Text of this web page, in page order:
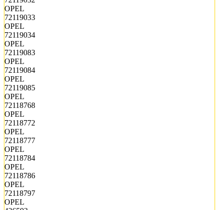
OPEL
72119033
OPEL
72119034
OPEL
72119083
OPEL
72119084
OPEL
72119085
OPEL
72118768
OPEL
72118772
OPEL
72118777
OPEL
72118784
OPEL
72118786
OPEL
72118797
OPEL